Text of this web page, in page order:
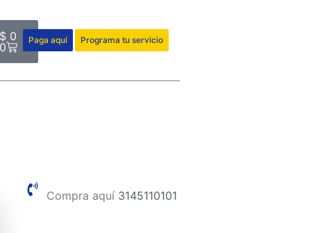
$ 0
0
Paga aquí Programa tu servicio
Compra aquí 3145110101